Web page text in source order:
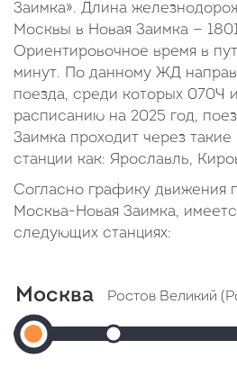
Заимка». Длина
Москвы в Новая Заимка —
Ориентировочное время в
минут. По данному ЖД
поезда, среди которых
расписанию на 2025 год,
Заимка проходит через
станции как: Ярославль,
Согласно графику движения
Москва-Новая Заимка,
следующих станциях:
Москва
Москва
(Ярославский
Ростов Великий